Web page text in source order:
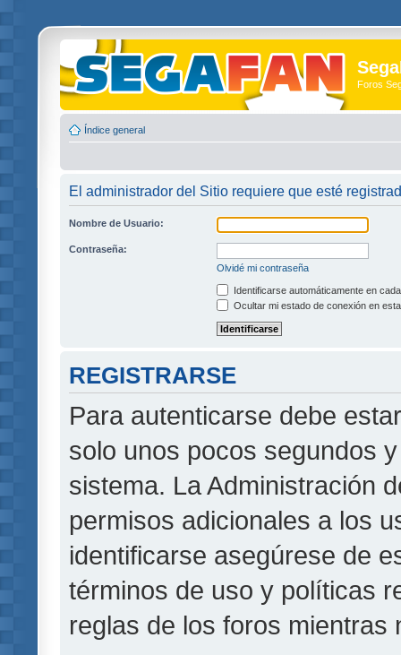
Foros
Índice general
El administrador del Sitio requiere que esté
Nombre de Usuario:
Contraseña:
Olvidé mi contraseña
Identificarse automáticamente en
Ocultar mi estado de conexión en
REGISTRARSE
Para autenticarse debe
solo unos pocos segundos
sistema. La Administración
permisos adicionales a los
identificarse asegúrese de
términos de uso y políticas
reglas de los foros mientras